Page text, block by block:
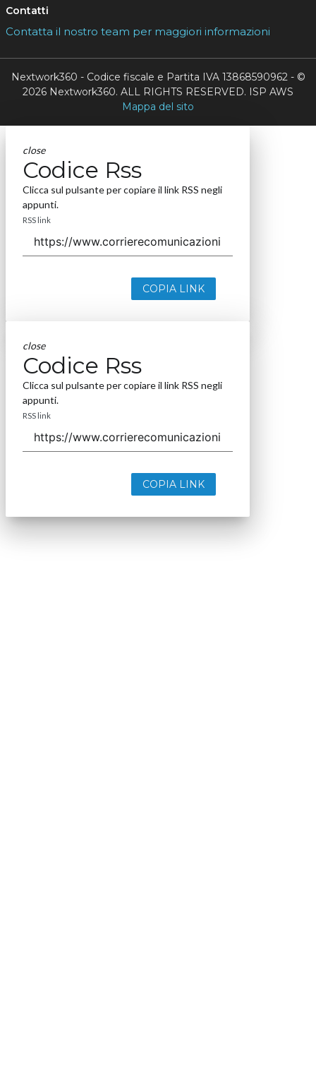
Contatti
Contatta il nostro team per maggiori informazioni
Nextwork360 - Codice fiscale e Partita IVA 13868590962 - ©
2026 Nextwork360. ALL RIGHTS RESERVED. ISP AWS
Mappa del sito
close
Codice Rss
Clicca sul pulsante per copiare il link RSS negli
appunti.
RSS link
COPIA LINK
close
Codice Rss
Clicca sul pulsante per copiare il link RSS negli
appunti.
RSS link
COPIA LINK